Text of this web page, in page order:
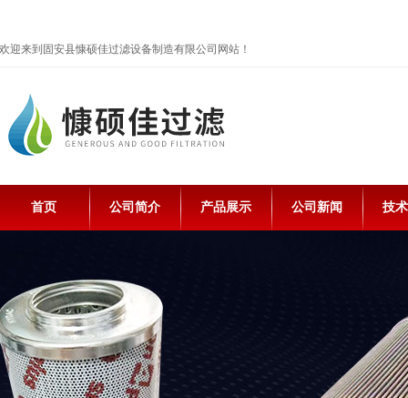
欢迎来到固安县慷硕佳过滤设备制造有限公司网站！
首页 公司简介 产品展示 公司新闻 技